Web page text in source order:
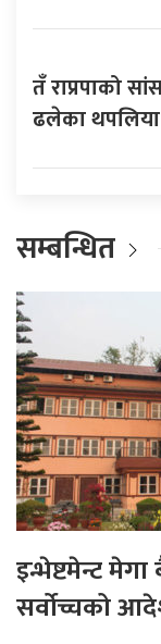
तँ राप्रपाको
ढलेका
सम्बन्धित
इन्भेष्टमेन्ट
सर्वोच्चको